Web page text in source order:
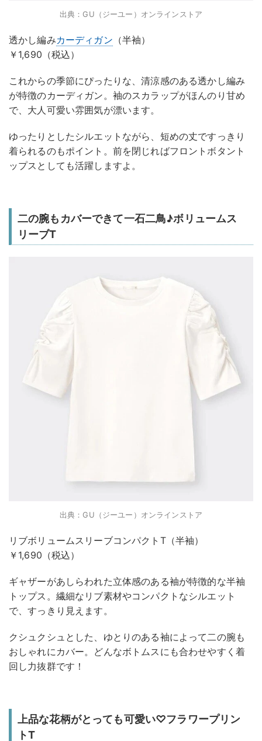
出典：GU（ジーユー）オンラインストア
透かし編みカーディガン （半袖）
￥1,690（税込）
これからの季節にぴったりな、清涼感のある透かし編み
が特徴のカーディガン。袖のスカラップがほんのり甘め
で、大人可愛い雰囲気が漂います。
ゆったりとしたシルエットながら、短めの丈ですっきり
着られるのもポイント。前を閉じればフロントボタント
ップスとしても活躍しますよ。
二の腕もカバーできて一石二鳥♪ボリュームス
リーブT
出典：GU（ジーユー）オンラインストア
リブボリュームスリーブコンパクトT（半袖）
￥1,690（税込）
ギャザーがあしらわれた立体感のある袖が特徴的な半袖
トップス。繊細なリブ素材やコンパクトなシルエット
で、すっきり見えます。
クシュクシュとした、ゆとりのある袖によって二の腕も
おしゃれにカバー。どんなボトムスにも合わせやすく着
回し力抜群です！
上品な花柄がとっても可愛い♡フラワープリン
トT